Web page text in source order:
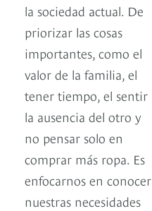
la sociedad actual. De
priorizar las cosas
importantes, como el
valor de la familia, el
tener tiempo, el sentir
la ausencia del otro y
no pensar solo en
comprar más ropa. Es
enfocarnos en conocer
nuestras necesidades